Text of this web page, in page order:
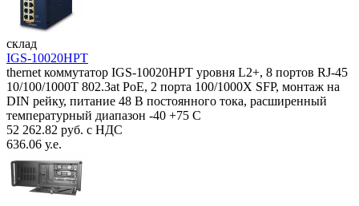
склад
IGS-10020HPT
thernet коммутатор IGS-10020HPT уровня L2+, 8 портов RJ-45
10/100/1000T 802.3at PoE, 2 порта 100/1000X SFP, монтаж на
DIN рейку, питание 48 В постоянного тока, расширенный
температурный диапазон -40 +75 С
52 262.82 руб. с НДС
636.06 у.е.